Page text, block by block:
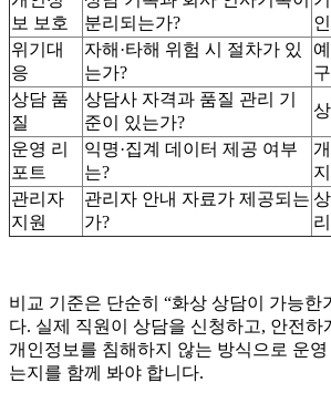
보 보호
분리되는가?
인
위기대
응
자해·타해 위험 시 절차가 있
는가?
상담 품
질
상담사 자격과 품질 관리 기
준이 있는가?
운영 리
포트
익명·집계 데이터 제공 여부
는?
지
관리자
지원
관리자 안내 자료가 제공되는
가?
리
비교 기준은 단순히 “화상 상담이 가능한
다. 실제 직원이 상담을 신청하고, 안전하
개인정보를 침해하지 않는 방식으로 운
는지를 함께 봐야 합니다.